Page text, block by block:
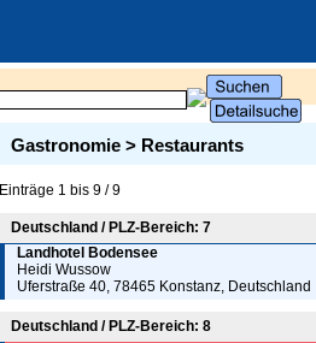
Gastronomie > Restaurants
Einträge 1 bis 9 / 9
Deutschland / PLZ-Bereich: 7
Landhotel Bodensee
Heidi Wussow
Uferstraße 40, 78465 Konstanz, Deutschland
Deutschland / PLZ-Bereich: 8